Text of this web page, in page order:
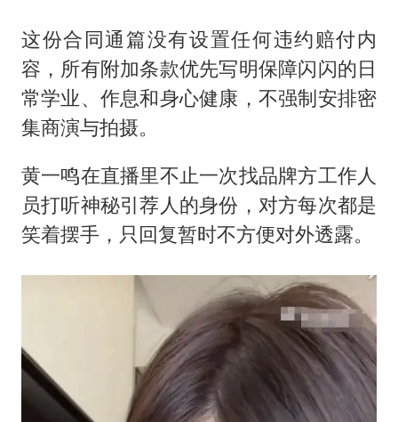
这份合同通篇没有设置任何违约赔付内
容，所有附加条款优先写明保障闪闪的日
常学业、作息和身心健康，不强制安排密
集商演与拍摄。
黄一鸣在直播里不止一次找品牌方工作人
员打听神秘引荐人的身份，对方每次都是
笑着摆手，只回复暂时不方便对外透露。